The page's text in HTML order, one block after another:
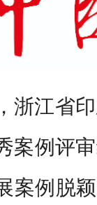
浙江省
案例评
案例脱